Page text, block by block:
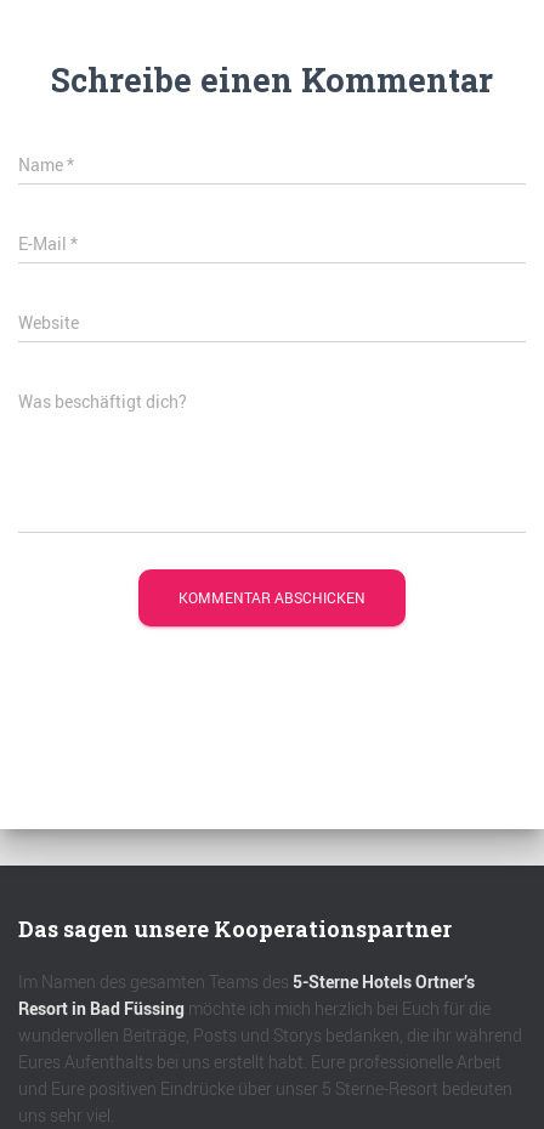
Schreibe einen Kommentar
Name*
E-Mail *
Website
Was beschäftigt dich?
Das sagen unsere Kooperationspartner
Im Namen des gesamten Teams des 5-Sterne Hotels Ortner’s
Resort in Bad Füssing möchte ich mich herzlich bei Euch für die
wundervollen Beiträge, Posts und Storys bedanken, die ihr während
Eures Aufenthalts bei uns erstellt habt. Eure professionelle Arbeit
und Eure positiven Eindrücke über unser 5 Sterne-Resort bedeuten
uns sehr viel.